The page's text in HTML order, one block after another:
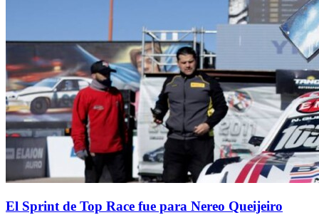
El Sprint de Top Race fue para Nereo Queijeiro